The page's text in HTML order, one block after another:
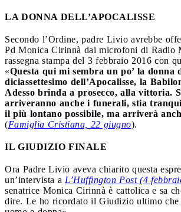
LA DONNA DELL’APOCALISSE
Secondo l’Ordine, padre Livio avrebbe
Pd Monica Cirinnà dai microfoni di Radio
rassegna stampa del 3 febbraio 2016 con
«Questa qui mi sembra un po’ la donna
diciassettesimo dell’Apocalisse, la
Adesso brinda a prosecco, alla vittoria.
arriveranno anche i funerali, stia
il più lontano possibile, ma arriverà
(Famiglia Cristiana, 22 giugno).
IL GIUDIZIO FINALE
Ora Padre Livio aveva chiarito questa
un’intervista a L’Huffington Post (4
senatrice Monica Cirinnà è cattolica e sa
dire. Le ho ricordato il Giudizio ultimo che